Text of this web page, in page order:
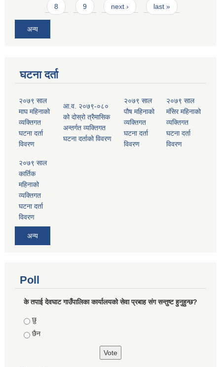
8 9 next › last »
अन्य
घटना दर्ता
२०७९ साल
माघ महिनाको
व्यक्तिगत
घटना दर्ता
विवरण
आ.व. २०७९-०८०
को दोस्रो त्रैमासिक
अन्तर्गत व्यक्तिगत
घटना दर्ताको विवरण
२०७९ साल
पौष महिनाको
व्यक्तिगत
घटना दर्ता
विवरण
२०७९ साल
मंसिर महिनाको
व्यक्तिगत
घटना दर्ता
विवरण
२०७९ साल
कार्तिक
महिनाको
व्यक्तिगत
घटना दर्ता
विवरण
अन्य
Poll
के तपाई देवघाट गाउँपालिका कार्यालयको सेवा प्रबाह संग सन्तुष्ट हुनुहुन्छ?
Choices
छु
छैन